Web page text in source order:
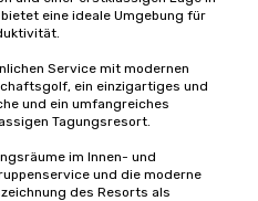
eine ideale Umgebung für
Service mit modernen
ein einzigartiges und
und ein umfangreiches
Tagungsresort.
im Innen- und
und die moderne
des Resorts als